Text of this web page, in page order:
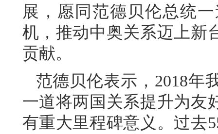
展，愿同范德贝伦总统
机，推动中奥关系迈上新
贡献。
范德贝伦表示，2018年
一道将两国关系提升为友
有重大里程碑意义。过去